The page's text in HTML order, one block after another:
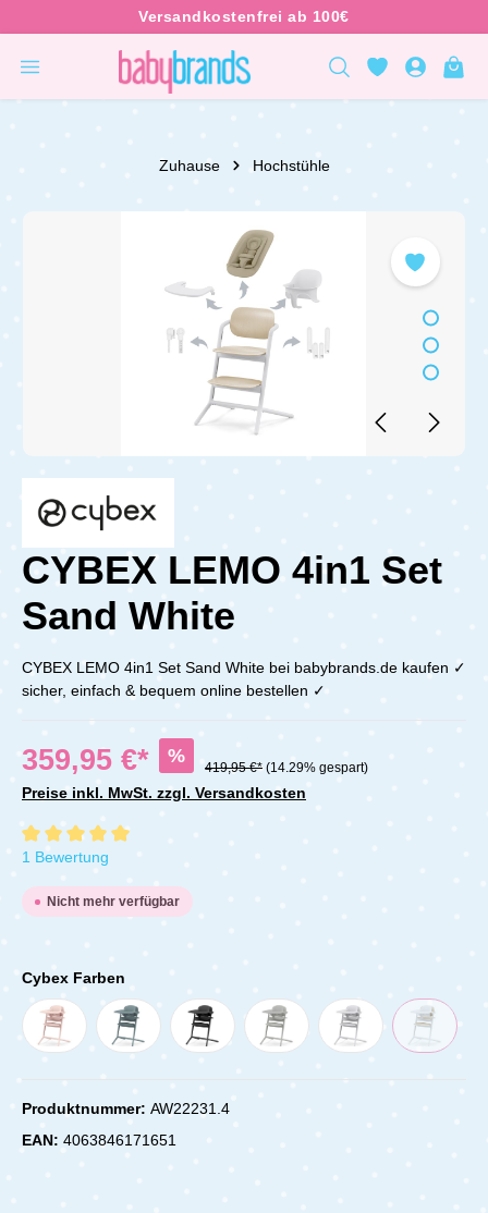
Zuhause Hochstühle
CYBEX LEMO 4in1 Set
Sand White
CYBEX LEMO 4in1 Set Sand White bei babybrands.de kaufen ✓
sicher, einfach & bequem online bestellen ✓
359,95 €* %
419,95 €* (14.29% gespart)
Preise inkl. MwSt. zzgl. Versandkosten
Durchschnittliche Bewertung von 5 von 5 Sternen
1 Bewertung
Nicht mehr verfügbar
Cybex Farben
Produktnummer: AW22231.4
EAN: 4063846171651